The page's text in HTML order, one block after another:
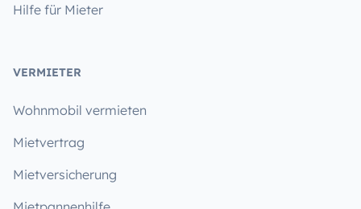
Hilfe für Mieter
VERMIETER
Wohnmobil vermieten
Mietvertrag
Mietversicherung